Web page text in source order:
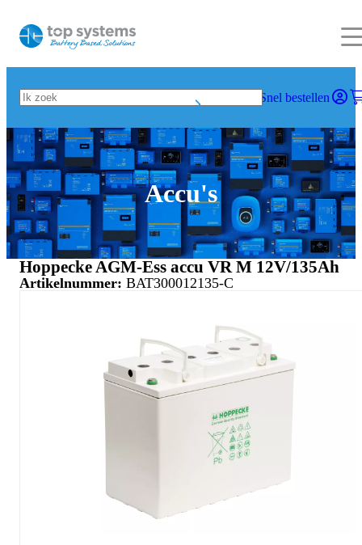
Snel bestellen
Accu's
Hoppecke AGM-Ess accu VR M 12V/135Ah
Artikelnummer: BAT300012135-C